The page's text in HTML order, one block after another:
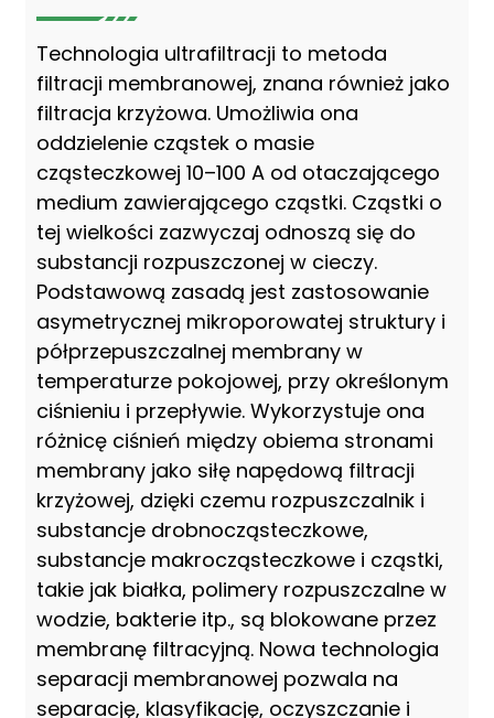
Technologia ultrafiltracji to metoda
filtracji membranowej, znana również jako
filtracja krzyżowa. Umożliwia ona
oddzielenie cząstek o masie
cząsteczkowej 10–100 A od otaczającego
medium zawierającego cząstki. Cząstki o
tej wielkości zazwyczaj odnoszą się do
substancji rozpuszczonej w cieczy.
Podstawową zasadą jest zastosowanie
asymetrycznej mikroporowatej struktury i
półprzepuszczalnej membrany w
temperaturze pokojowej, przy określonym
ciśnieniu i przepływie. Wykorzystuje ona
różnicę ciśnień między obiema stronami
membrany jako siłę napędową filtracji
krzyżowej, dzięki czemu rozpuszczalnik i
substancje drobnocząsteczkowe,
substancje makrocząsteczkowe i cząstki,
takie jak białka, polimery rozpuszczalne w
wodzie, bakterie itp., są blokowane przez
membranę filtracyjną. Nowa technologia
separacji membranowej pozwala na
separację, klasyfikację, oczyszczanie i